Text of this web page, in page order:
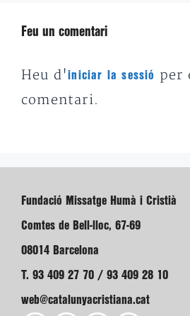
Feu un comentari
Heu d'iniciar la sessió
per
comentari.
Fundació Missatge Humà i Cristià
Comtes de Bell-lloc, 67-69
08014 Barcelona
T. 93 409 27 70 / 93 409 28 10
web@catalunyacristiana.cat